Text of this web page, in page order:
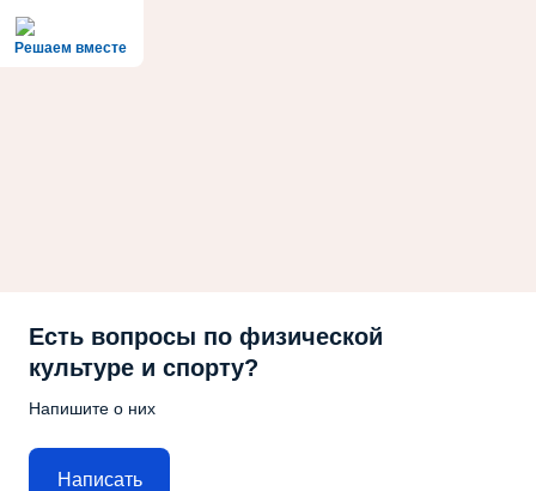
Решаем вместе
Есть вопросы по физической
культуре и спорту?
Напишите о них
Написать